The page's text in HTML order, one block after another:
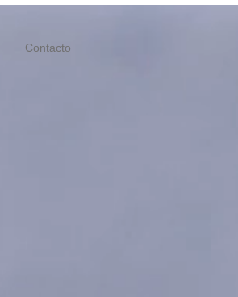
Contacto